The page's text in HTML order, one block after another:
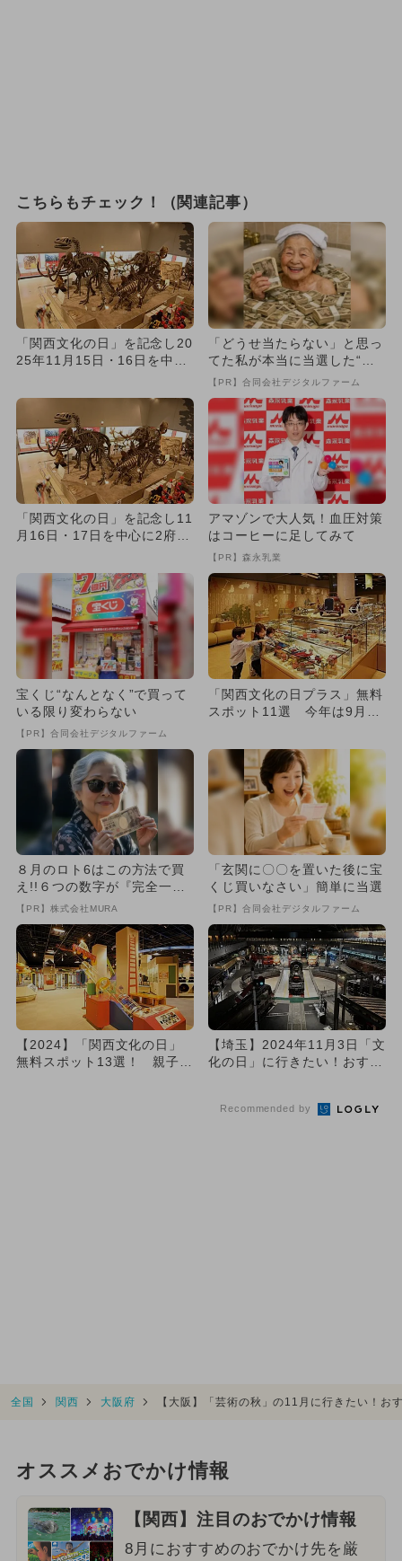
こちらもチェック！（関連記事）
「関西文化の日」を記念し20
25年11月15日・16日を中心
「どうせ当たらない」と思っ
てた私が本当に当選した“買
い方”がこれ
【PR】合同会社デジタルファーム
「関西文化の日」を記念し11
月16日・17日を中心に2府8
アマゾンで大人気！血圧対策
はコーヒーに足してみて
【PR】森永乳業
宝くじ“なんとなく”で買って
いる限り変わらない
【PR】合同会社デジタルファーム
「関西文化の日プラス」無料
スポット11選 今年は9月も
８月のロト6はこの方法で買
え!!６つの数字が『完全一
致』する方法
【PR】株式会社MURA
「玄関に〇〇を置いた後に宝
くじ買いなさい」簡単に当選
【PR】合同会社デジタルファーム
【2024】「関西文化の日」
無料スポット13選！ 親子に
【埼玉】2024年11月3日「文
化の日」に行きたい！おすす
Recommended by
全国 関西 大阪府 【大阪】「芸術の秋」の11月に行きたい！お
オススメおでかけ情報
【関西】注目のおでかけ情報
8月におすすめのおでかけ先を厳